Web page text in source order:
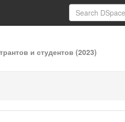
и студентов (2023)